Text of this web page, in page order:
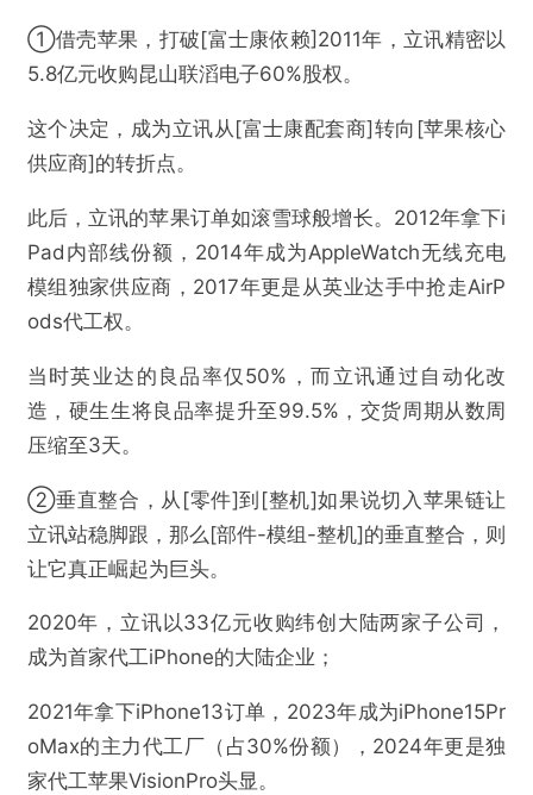
①借壳苹果，打破[富士康依赖]2011年，立讯精密以
5.8亿元收购昆山联滔电子60%股权。
这个决定，成为立讯从[富士康配套商]转向[苹果核心
供应商]的转折点。
此后，立讯的苹果订单如滚雪球般增长。2012年拿下i
Pad内部线份额，2014年成为AppleWatch无线充电
模组独家供应商，2017年更是从英业达手中抢走AirP
ods代工权。
当时英业达的良品率仅50%，而立讯通过自动化改
造，硬生生将良品率提升至99.5%，交货周期从数周
压缩至3天。
②垂直整合，从[零件]到[整机]如果说切入苹果链让
立讯站稳脚跟，那么[部件-模组-整机]的垂直整合，则
让它真正崛起为巨头。
2020年，立讯以33亿元收购纬创大陆两家子公司，
成为首家代工iPhone的大陆企业；
2021年拿下iPhone13订单，2023年成为iPhone15Pr
oMax的主力代工厂（占30%份额），2024年更是独
家代工苹果VisionPro头显。